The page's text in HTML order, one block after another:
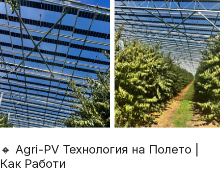
🔸 Agri-PV Технология на Полето |
Как Работи